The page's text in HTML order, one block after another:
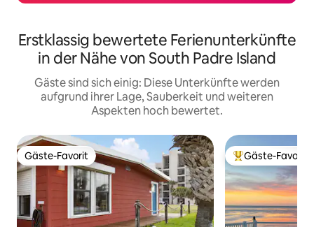
Erstklassig bewertete Ferienunterkünfte
in der Nähe von South Padre Island
Gäste sind sich einig: Diese Unterkünfte werden
aufgrund ihrer Lage, Sauberkeit und weiteren
Aspekten hoch bewertet.
Gäste-Favorit
Gäste-Favorit Beliebter Gäste-
Gäste-Favorit